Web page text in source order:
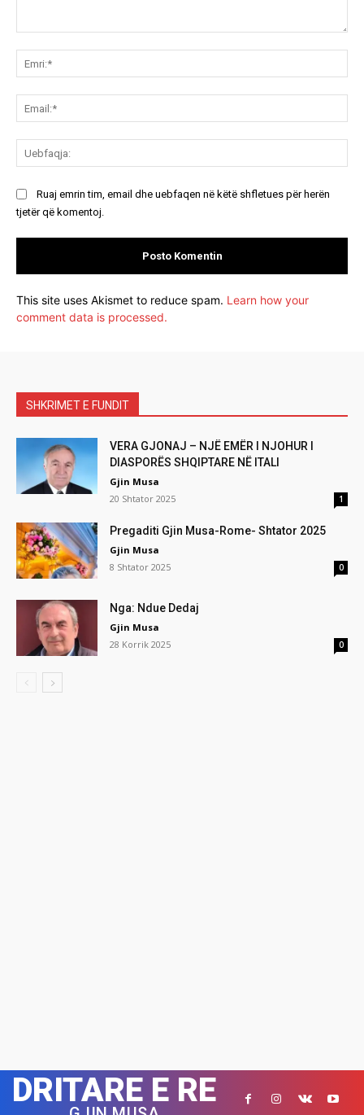
Ruaj emrin tim, email dhe uebfaqen në këtë shfletues për herën
tjetër që komentoj.
This site uses Akismet to reduce spam. Learn how your
comment data is processed.
SHKRIMET E FUNDIT
VERA GJONAJ – NJË EMËR I NJOHUR I
DIASPORËS SHQIPTARE NË ITALI
Gjin Musa
20 Shtator 2025
1
Pregaditi Gjin Musa-Rome- Shtator 2025
Gjin Musa
8 Shtator 2025
0
Nga: Ndue Dedaj
Gjin Musa
28 Korrik 2025
0
DRITARE E RE